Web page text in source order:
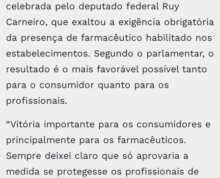
celebrada pelo deputado federal Ruy
Carneiro, que exaltou a exigência obrigatória
da presença de farmacêutico habilitado nos
estabelecimentos. Segundo o parlamentar, o
resultado é o mais favorável possível tanto
para o consumidor quanto para os
profissionais.
“Vitória importante para os consumidores e
principalmente para os farmacêuticos.
Sempre deixei claro que só aprovaria a
medida se protegesse os profissionais de